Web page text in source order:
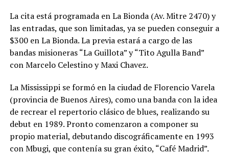
La cita está programada en La Bionda (Av. Mitre 2470) y
las entradas, que son limitadas, ya se pueden conseguir a
$300 en La Bionda. La previa estará a cargo de las
bandas misioneras “La Guillota” y “Tito Agulla Band”
con Marcelo Celestino y Maxi Chavez.
La Mississippi se formó en la ciudad de Florencio Varela
(provincia de Buenos Aires), como una banda con la idea
de recrear el repertorio clásico de blues, realizando su
debut en 1989. Pronto comenzaron a componer su
propio material, debutando discográficamente en 1993
con Mbugi, que contenía su gran éxito, “Café Madrid”.